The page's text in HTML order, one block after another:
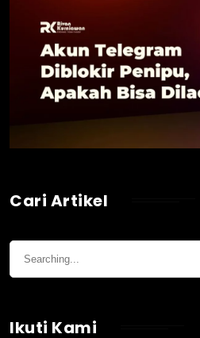
Cari Artikel
Ikuti Kami